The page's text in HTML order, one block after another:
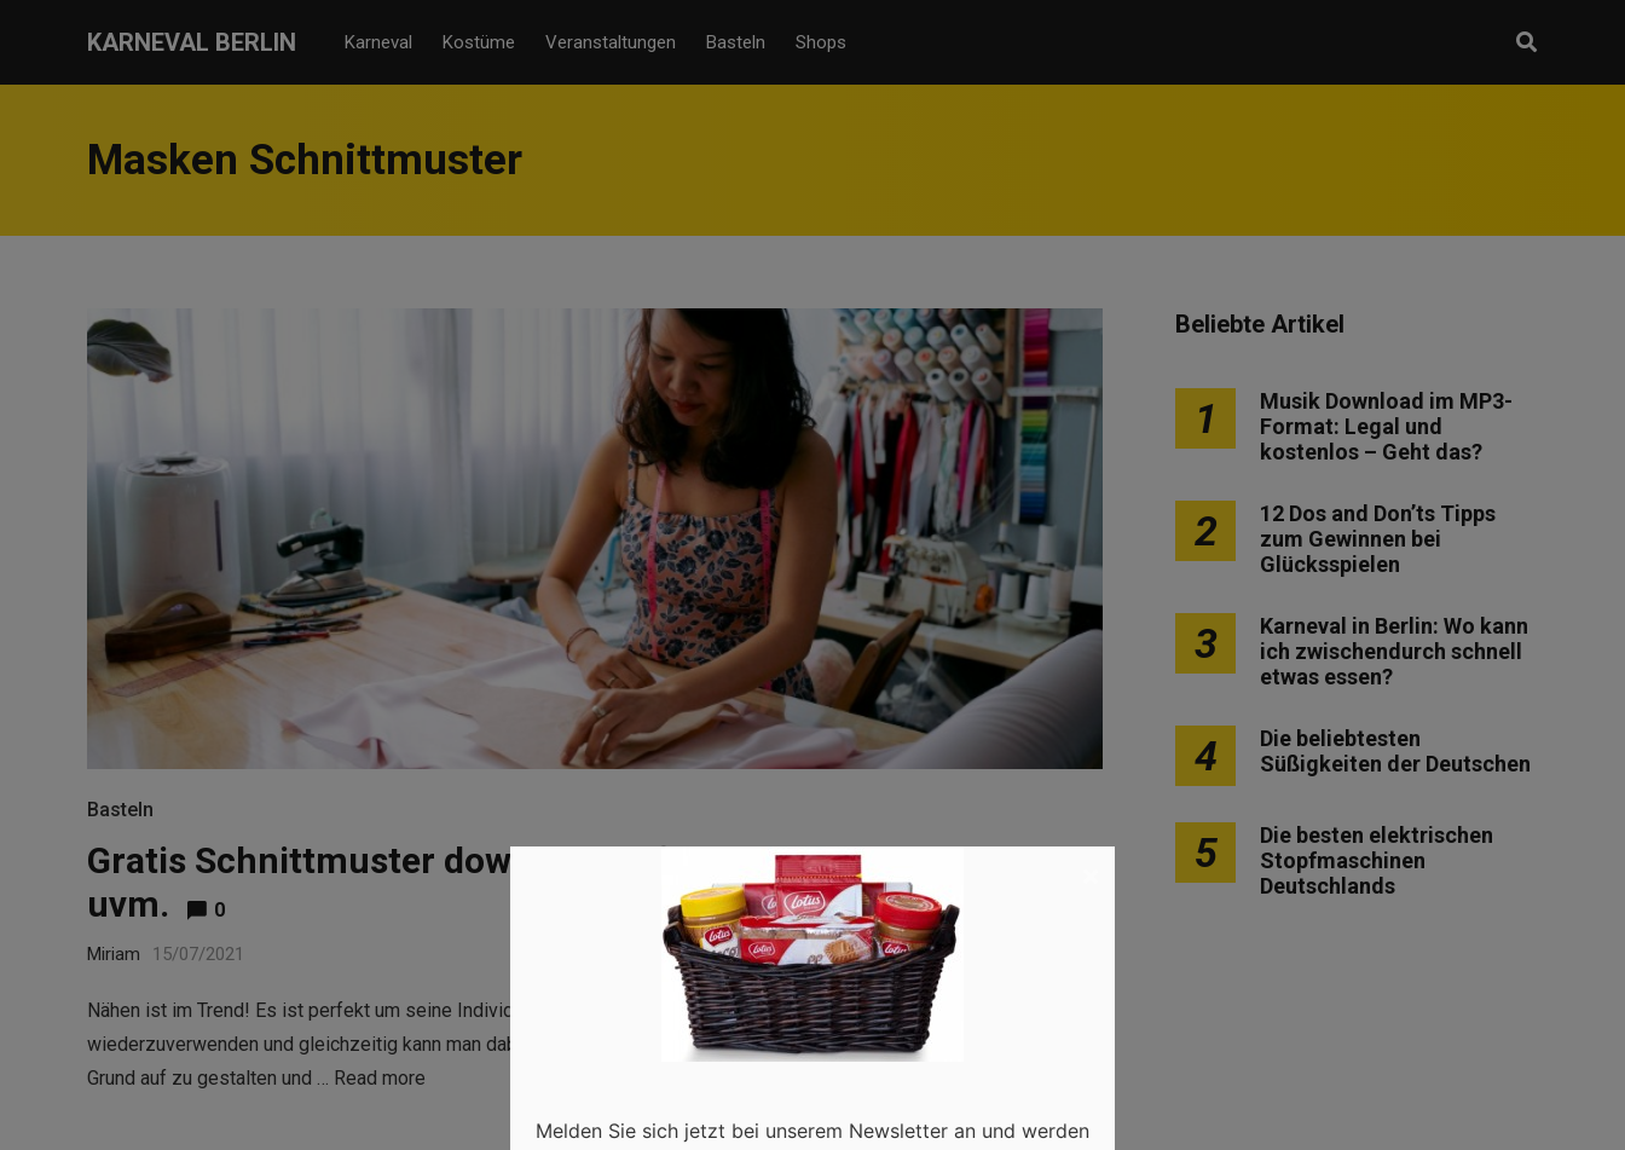
KARNEVAL BERLIN Karneval Kostüme Veranstaltungen Basteln Shops
Masken Schnittmuster
Basteln
Gratis Schnittmuster downloaden für Kinder, Babys, Damen
uvm.
0
Miriam 15/07/2021
Nähen ist im Trend! Es ist perfekt um seine Individualität auszudrücken, Kleidung wirklich passend zu haben, Dinge
wiederzuverwenden und gleichzeitig kann man dabei Geld sparen – Und natürlich macht es auch einfach Spaß etwas von
Grund auf zu gestalten und … Read more
Beliebte Artikel
1
Musik Download im MP3-
Format: Legal und
kostenlos – Geht das?
2
12 Dos and Don’ts Tipps
zum Gewinnen bei
Glücksspielen
3
Karneval in Berlin: Wo kann
ich zwischendurch schnell
etwas essen?
4
Die beliebtesten
Süßigkeiten der Deutschen
5
Die besten elektrischen
Stopfmaschinen
Deutschlands
Melden Sie sich jetzt bei unserem Newsletter an und werden